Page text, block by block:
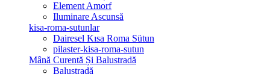
Element Amorf
Iluminare Ascunsă
kisa-roma-sutunlar
Dairesel Kısa Roma Sütun
pilaster-kisa-roma-sutun
Mână Curentă Și Balustradă
Balustradă